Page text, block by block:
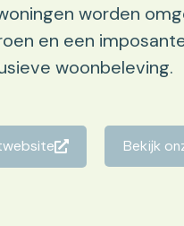
worden
en een
woonbeleving.
Bekijk